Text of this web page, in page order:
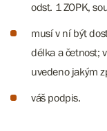
odst. 1 ZOPK,
musí v ní být
délka a četnost;
uvedeno jakým
váš podpis.